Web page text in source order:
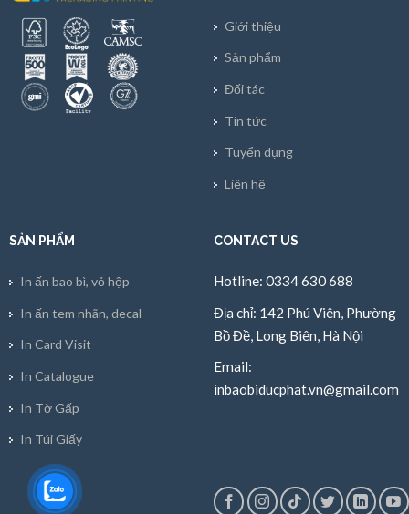
Giới thiệu
Sản phẩm
Đối tác
Tin tức
Tuyển dụng
Liên hệ
SẢN PHẨM
In ấn bao bì, vỏ hộp
In ấn tem nhãn, decal
In Card Visit
In Catalogue
In Tờ Gấp
In Túi Giấy
CONTACT US
Hotline: 0334 630 688
Địa chỉ: 142 Phú Viên, Phường
Bồ Đề, Long Biên, Hà Nội
Email:
inbaobiducphat.vn@gmail.com